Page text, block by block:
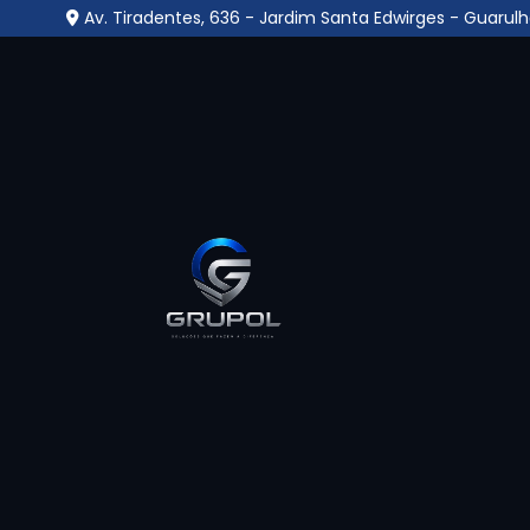
Av. Tiradentes, 636 - Jardim Santa Edwirges -
Franco
Informações»
supervisão contínua de ambientes,
imediata de ocorrências suspeitas,